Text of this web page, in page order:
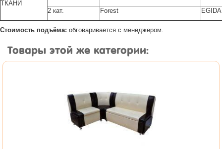
ТКАНИ
2 кат.
Forest EGIDA
Стоимость подъёма: обговаривается с менеджером.
Товары этой же категории: